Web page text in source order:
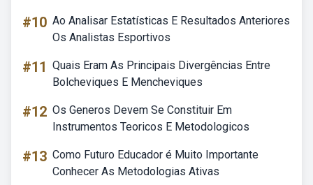
#10 Ao Analisar Estatísticas E Resultados Anteriores
Os Analistas Esportivos
#11 Quais Eram As Principais Divergências Entre
Bolcheviques E Mencheviques
#12 Os Generos Devem Se Constituir Em
Instrumentos Teoricos E Metodologicos
#13 Como Futuro Educador é Muito Importante
Conhecer As Metodologias Ativas